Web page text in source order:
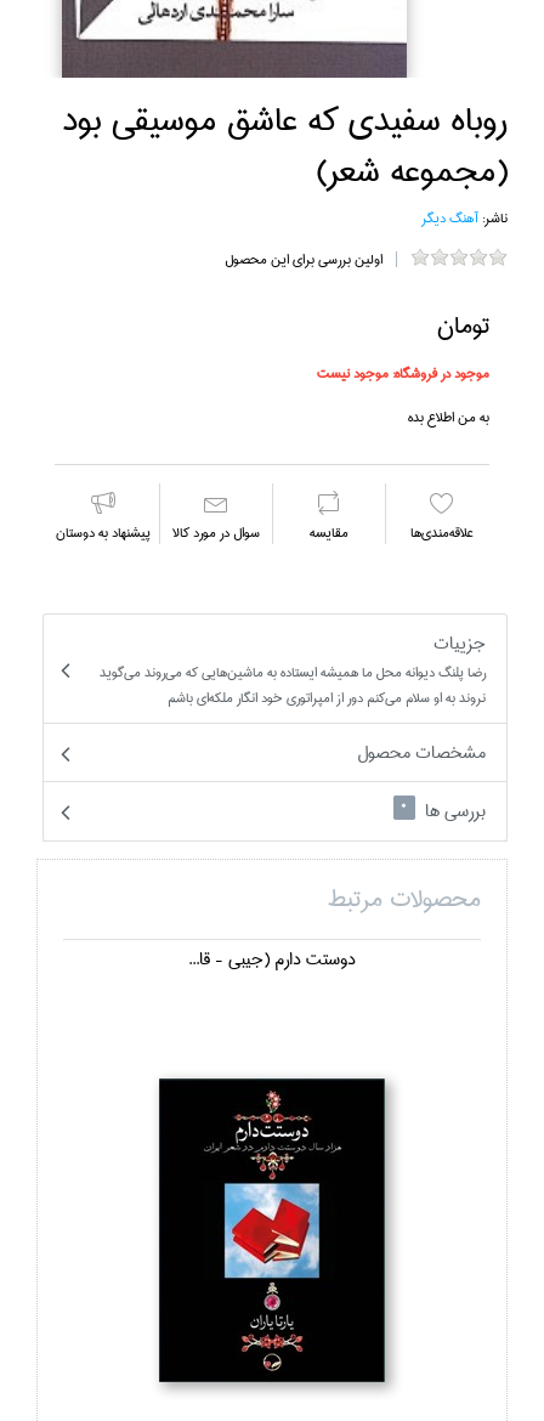
روباه سفيدي كه عاشق موسيقي بود
(مجموعه شعر)
ناشر:آهنگ ديگر
اولین بررسی برای این محصول
تومان
موجود در فروشگاه:موجود نیست
به من اطلاع بده
علاقه‌مندي‌ها مقايسه سوال در مورد كالا پیشنهاد به دوستان
جزییات
رضا پلنگ ديوانه محل ما هميشه ايستاده به ماشين‌هايي كه مي‌روند مي‌گويد
نروند به او سلام مي‌كنم دور از امپراتوري خود انگار ملكه‌اي باشم
مشخصات محصول
بررسی ها
0
محصولات مرتبط
دوستت دارم (جيبي - قا...